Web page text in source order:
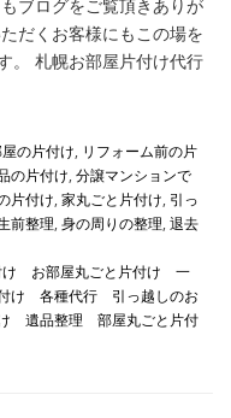
ブログをご覧頂きありが
だくお客様にもこの場を
。 札幌お部屋片付け代行
の片付け, リフォーム前の片
の片付け, 分譲マンションで
片付け, 家丸ごと片付け, 引っ
前整理, 身の周りの整理, 退去
お部屋丸ごと片付け
一
け 各種代行
引っ越しのお
遺品整理
部屋丸ごと片付